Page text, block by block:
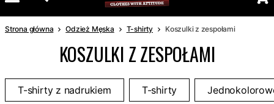
Strona główna Odzież Męska T-shirty Koszulki z zespołami
KOSZULKI Z ZESPOŁAMI
T-shirty z nadrukiem T-shirty